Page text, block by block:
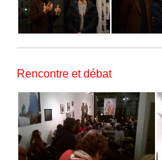
Rencontre et débat